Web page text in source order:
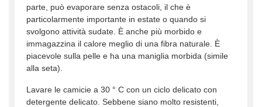
parte, può evaporare senza ostacoli, il che è
particolarmente importante in estate o quando si
svolgono attività sudate. È anche più morbido e
immagazzina il calore meglio di una fibra naturale. È
piacevole sulla pelle e ha una maniglia morbida (simile
alla seta).
Lavare le camicie a 30 ° C con un ciclo delicato con
detergente delicato. Sebbene siano molto resistenti,